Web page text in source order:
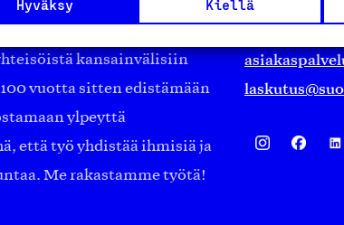
Hyväksy Kiellä
suomalaisen
kansainvälisiin
vuotta sitten edistämään
ylpeyttä
että työ yhdistää ihmisiä ja
Me rakastamme työtä!